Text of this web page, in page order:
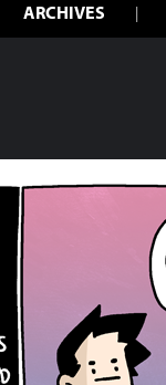
ARCHIVES